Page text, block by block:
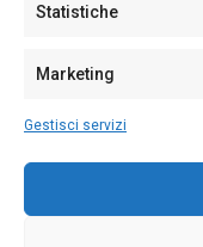
Statistiche
Marketing
Gestisci servizi
Partita IVA02270380922
128/2020 del 10/02/2020
Per la Pubblicità: